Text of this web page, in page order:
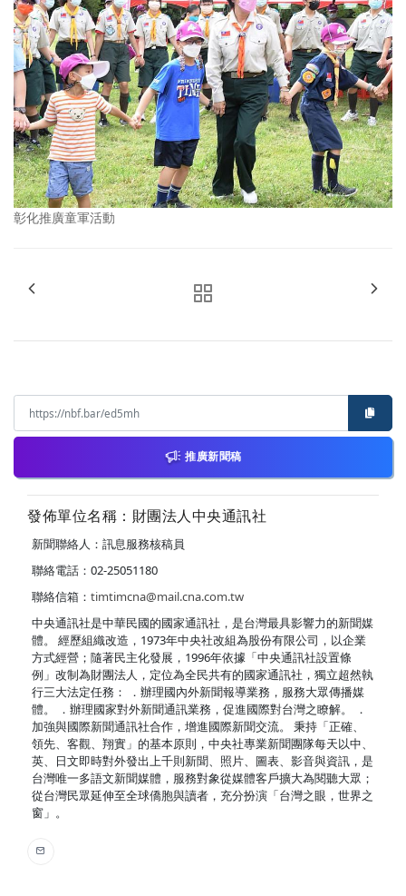
彰化推廣童軍活動
推廣新聞稿
發佈單位名稱：財團法人中央通訊社
新聞聯絡人：訊息服務核稿員
聯絡電話：02-25051180
聯絡信箱： timtimcna@mail.cna.com.tw
中央通訊社是中華民國的國家通訊社，是台灣最具影響力的新聞媒
體。 經歷組織改造，1973年中央社改組為股份有限公司，以企業
方式經營；隨著民主化發展，1996年依據「中央通訊社設置條
例」改制為財團法人，定位為全民共有的國家通訊社，獨立超然執
行三大法定任務： ．辦理國內外新聞報導業務，服務大眾傳播媒
體。 ．辦理國家對外新聞通訊業務，促進國際對台灣之瞭解。 ．
加強與國際新聞通訊社合作，增進國際新聞交流。 秉持「正確、
領先、客觀、翔實」的基本原則，中央社專業新聞團隊每天以中、
英、日文即時對外發出上千則新聞、照片、圖表、影音與資訊，是
台灣唯一多語文新聞媒體，服務對象從媒體客戶擴大為閱聽大眾；
從台灣民眾延伸至全球僑胞與讀者，充分扮演「台灣之眼，世界之
窗」。